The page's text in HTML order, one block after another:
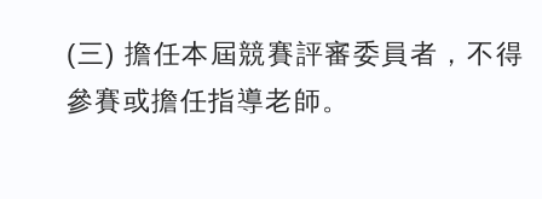
(三) 擔任本屆競賽評審委員者，不得
參賽或擔任指導老師。